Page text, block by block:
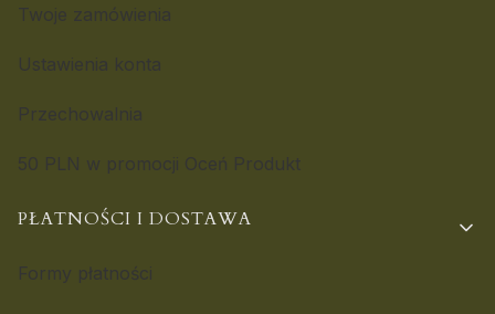
PŁATNOŚCI I DOSTAWA